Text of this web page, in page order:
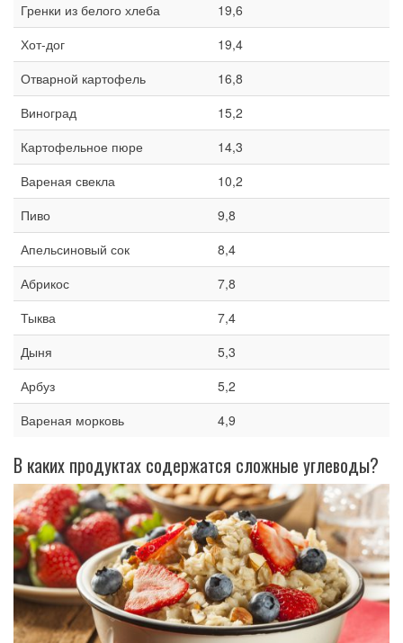
Гренки из белого хлеба
19,6
Хот-дог
19,4
Отварной картофель
16,8
Виноград
15,2
Картофельное пюре
14,3
Вареная свекла
10,2
Пиво
9,8
Апельсиновый сок
8,4
Абрикос
7,8
Тыква
7,4
Дыня
5,3
Арбуз
5,2
Вареная морковь
4,9
В каких продуктах содержатся сложные углеводы?